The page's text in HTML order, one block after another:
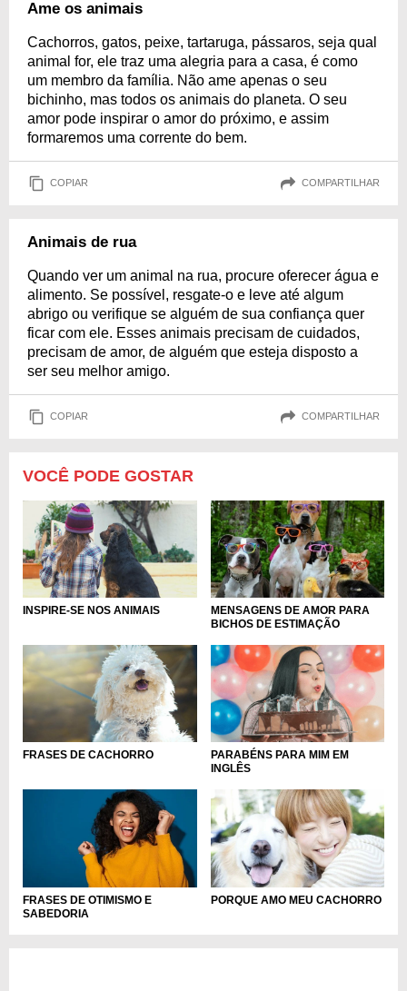
Ame os animais
Cachorros, gatos, peixe, tartaruga, pássaros, seja qual
animal for, ele traz uma alegria para a casa, é como
um membro da família. Não ame apenas o seu
bichinho, mas todos os animais do planeta. O seu
amor pode inspirar o amor do próximo, e assim
formaremos uma corrente do bem.
COPIAR COMPARTILHAR
Animais de rua
Quando ver um animal na rua, procure oferecer água e
alimento. Se possível, resgate-o e leve até algum
abrigo ou verifique se alguém de sua confiança quer
ficar com ele. Esses animais precisam de cuidados,
precisam de amor, de alguém que esteja disposto a
ser seu melhor amigo.
COPIAR COMPARTILHAR
VOCÊ PODE GOSTAR
INSPIRE-SE NOS ANIMAIS
MENSAGENS DE AMOR PARA
BICHOS DE ESTIMAÇÃO
FRASES DE CACHORRO
PARABÉNS PARA MIM EM
INGLÊS
FRASES DE OTIMISMO E
SABEDORIA
PORQUE AMO MEU CACHORRO